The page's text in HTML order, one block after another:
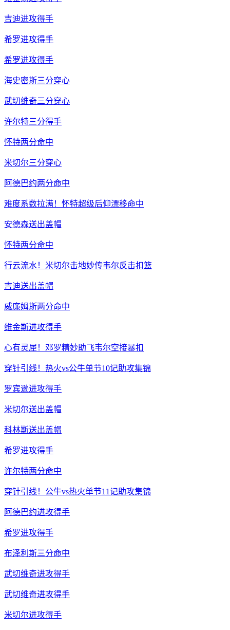
吉迪进攻得手
希罗进攻得手
希罗进攻得手
海史密斯三分穿心
武切维奇三分穿心
许尔特三分得手
怀特两分命中
米切尔三分穿心
阿德巴约两分命中
难度系数拉满！怀特超级后仰漂移命中
安德森送出盖帽
怀特两分命中
行云流水！米切尔击地妙传韦尔反击扣篮
吉迪送出盖帽
威廉姆斯两分命中
维金斯进攻得手
心有灵犀！邓罗精妙助飞韦尔空接暴扣
穿针引线！热火vs公牛单节10记助攻集锦
罗宾逊进攻得手
米切尔送出盖帽
科林斯送出盖帽
希罗进攻得手
许尔特两分命中
穿针引线！公牛vs热火单节11记助攻集锦
阿德巴约进攻得手
希罗进攻得手
布泽利斯三分命中
武切维奇进攻得手
武切维奇进攻得手
米切尔进攻得手